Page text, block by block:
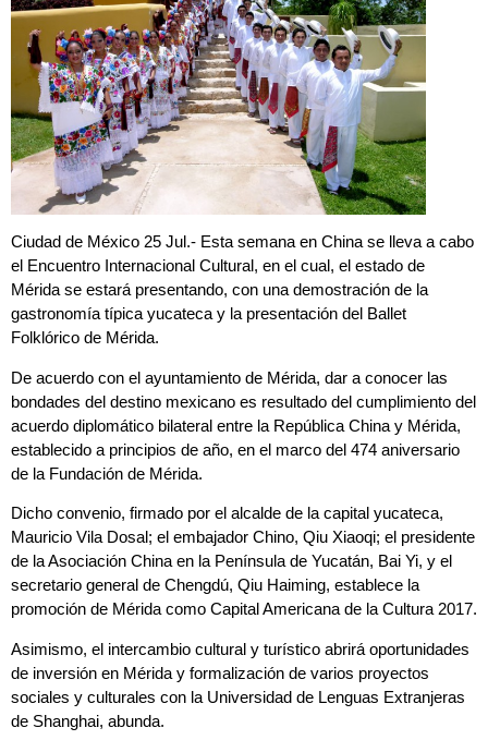
Ciudad de México 25 Jul.- Esta semana en China se lleva a cabo
el Encuentro Internacional Cultural, en el cual, el estado de
Mérida se estará presentando, con una demostración de la
gastronomía típica yucateca y la presentación del Ballet
Folklórico de Mérida.
De acuerdo con el ayuntamiento de Mérida, dar a conocer las
bondades del destino mexicano es resultado del cumplimiento del
acuerdo diplomático bilateral entre la República China y Mérida,
establecido a principios de año, en el marco del 474 aniversario
de la Fundación de Mérida.
Dicho convenio, firmado por el alcalde de la capital yucateca,
Mauricio Vila Dosal; el embajador Chino, Qiu Xiaoqi; el presidente
de la Asociación China en la Península de Yucatán, Bai Yi, y el
secretario general de Chengdú, Qiu Haiming, establece la
promoción de Mérida como Capital Americana de la Cultura 2017.
Asimismo, el intercambio cultural y turístico abrirá oportunidades
de inversión en Mérida y formalización de varios proyectos
sociales y culturales con la Universidad de Lenguas Extranjeras
de Shanghai, abunda.